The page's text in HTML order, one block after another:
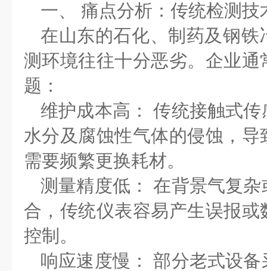
一、
痛点分析：传统检测技
在山东的石化、制药及钢铁
测环境往往十分恶劣。企业
题：
维护成本高：
传统接触式
水分及腐蚀性气体的侵蚀，
需要频繁更换耗材。
测量精度低：
在背景气复
合，传统仪表容易产生误报
控制。
响应速度慢：
部分老式设